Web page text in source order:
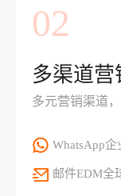
02
多渠道营
多元营销渠道
WhatsApp
邮件EDM全